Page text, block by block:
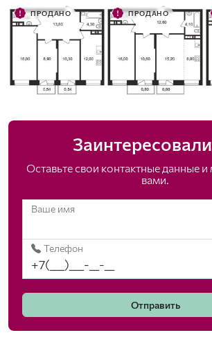
ПРОДАНО ПРОДАНО
Оставьте свои контактные данные
вами.
Ваше имя
Телефон
Отправить